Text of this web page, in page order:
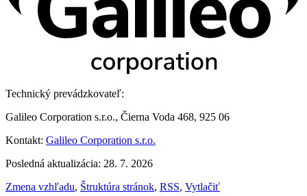
Technický prevádzkovateľ:
Galileo Corporation s.r.o., Čierna Voda 468, 925 06
Kontakt: Galileo Corporation s.r.o.
Posledná aktualizácia: 28. 7. 2026
Zmena vzhľadu, Štruktúra stránok, RSS, Vytlačiť